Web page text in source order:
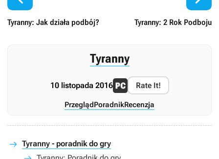
Tyranny: Jak działa podbój? Tyranny: 2 Rok Podboju
Tyranny
10 listopada 2016 Rate It!
PrzeglądPoradnikRecenzja
Tyranny - poradnik do gry